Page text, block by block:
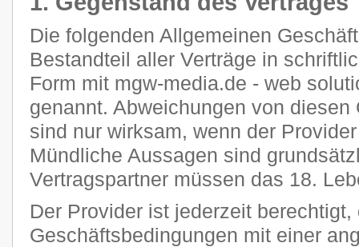
Die folgenden Allgemeinen
Bestandteil aller Verträge in
Form mit mgw-media.de - web
genannt. Abweichungen von
sind nur wirksam, wenn der
Mündliche Aussagen sind
Vertragspartner müssen das 18.
Der Provider ist jederzeit
Geschäftsbedingungen mit einer